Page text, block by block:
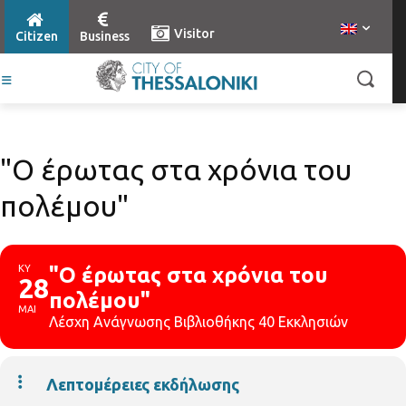
Citizen Business Visitor
"Ο έρωτας στα χρόνια του
πολέμου"
ΚΥ
28
ΜΑΙ
"Ο έρωτας στα χρόνια του
πολέμου"
Λέσχη Ανάγνωσης Βιβλιοθήκης 40 Εκκλησιών
Λεπτομέρειες εκδήλωσης